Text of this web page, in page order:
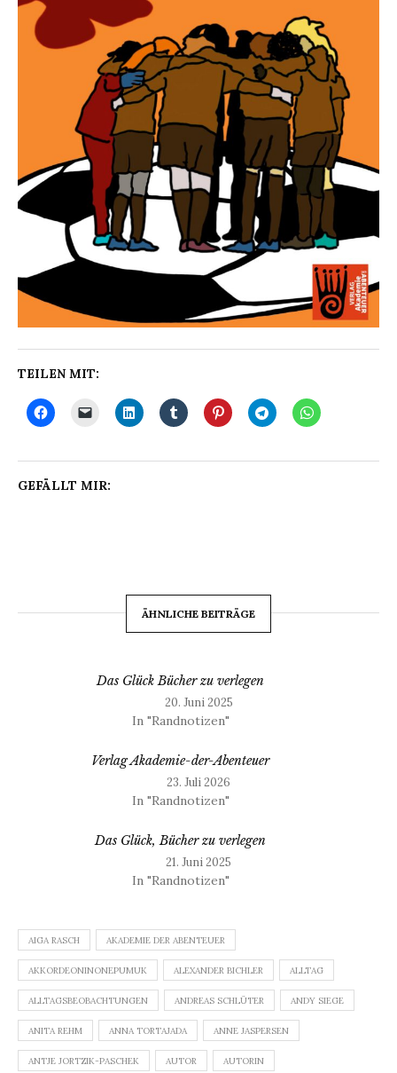
TEILEN MIT:
GEFÄLLT MIR:
ÄHNLICHE BEITRÄGE
Das Glück Bücher zu verlegen
20. Juni 2025
In "Randnotizen"
Verlag Akademie-der-Abenteuer
23. Juli 2026
In "Randnotizen"
Das Glück, Bücher zu verlegen
21. Juni 2025
In "Randnotizen"
AIGA RASCH AKADEMIE DER ABENTEUER
AKKORDEONINONEPUMUK ALEXANDER BICHLER ALLTAG
ALLTAGSBEOBACHTUNGEN ANDREAS SCHLÜTER ANDY SIEGE
ANITA REHM ANNA TORTAJADA ANNE JASPERSEN
ANTJE JORTZIK-PASCHEK AUTOR AUTORIN